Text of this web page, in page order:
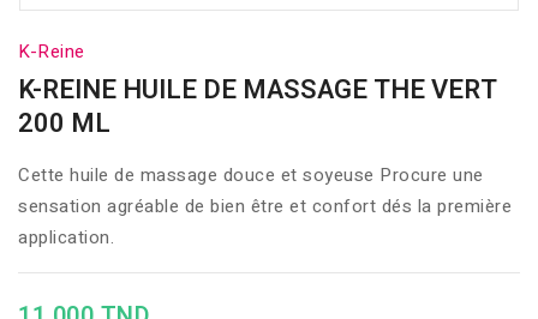
K-Reine
K-REINE HUILE DE MASSAGE THE VERT
200 ML
Cette huile de massage douce et soyeuse Procure une
sensation agréable de bien être et confort dés la première
application.